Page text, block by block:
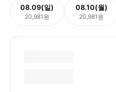
08.09(일)
20,981원
08.10(월)
20,981원